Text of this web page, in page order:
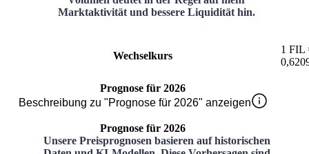
Marktaktivität und bessere Liquidität hin.
Wechselkurs
1 FIL
Prognose für 2026
Beschreibung zu "Prognose für 2026" anzeigen
Prognose für 2026
Unsere Preisprognosen basieren auf historischen